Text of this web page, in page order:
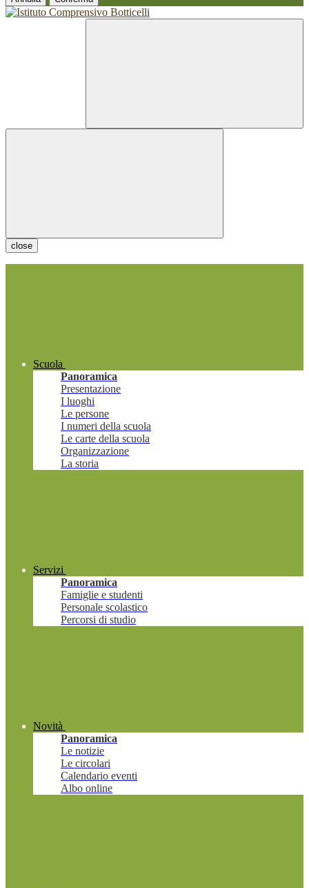
close
Scuola
Panoramica
Presentazione
I luoghi
Le persone
I numeri della scuola
Le carte della scuola
Organizzazione
La storia
Servizi
Panoramica
Famiglie e studenti
Personale scolastico
Percorsi di studio
Novità
Panoramica
Le notizie
Le circolari
Calendario eventi
Albo online